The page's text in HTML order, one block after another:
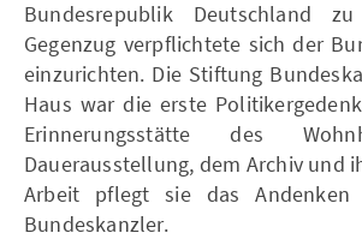
Bundesrepublik Deutschland
Gegenzug verpflichtete sich der
einzurichten. Die Stiftung
Haus war die erste
Erinnerungsstätte des
Dauerausstellung, dem Archiv und
Arbeit pflegt sie das
Bundeskanzler.